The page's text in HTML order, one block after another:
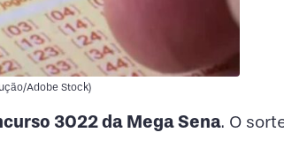
Adobe Stock)
3022 da Mega Sena. O